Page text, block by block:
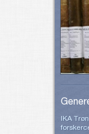
IKA